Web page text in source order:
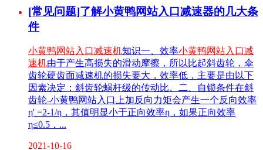
[常见问题]了解小黄鸭网站入口减速器的几大条
件
小黄鸭网站入口减速机知识一、效率小黄鸭网站入口减
速机由于产生高损失的滑动摩擦，所以比起斜齿轮，伞
齿轮硬齿面减速机的损失要大，效率低，主要是由以下
因素决定：斜齿轮蜗杆级的传动比。二、自锁条件在斜
齿轮-小黄鸭网站入口上加反向力矩会产生一个反向效率
η' =2-1/η，其值明显小于正向效率η，如果正向效率
η≤0.5，...
2021-10-16